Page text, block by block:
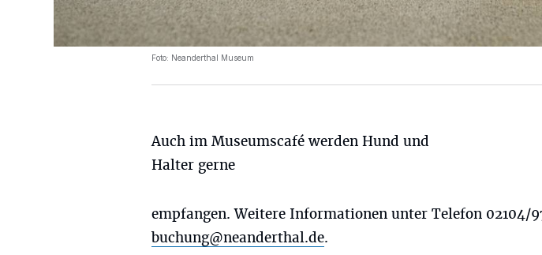
Foto: Neanderthal Museum
Auch im Museumscafé werden Hund und
Halter gerne
empfangen. Weitere Informationen unter Telefon 02104/
buchung@neanderthal.de.